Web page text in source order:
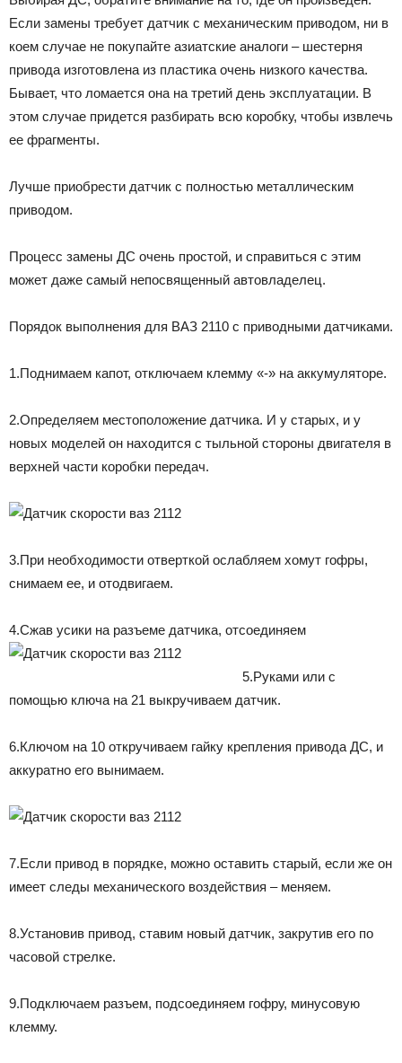
Если замены требует датчик с механическим приводом, ни в
коем случае не покупайте азиатские аналоги – шестерня
привода изготовлена из пластика очень низкого качества.
Бывает, что ломается она на третий день эксплуатации. В
этом случае придется разбирать всю коробку, чтобы извлечь
ее фрагменты.
Лучше приобрести датчик с полностью металлическим
приводом.
Процесс замены ДС очень простой, и справиться с этим
может даже самый непосвященный автовладелец.
Порядок выполнения для ВАЗ 2110 с приводными датчиками.
1.Поднимаем капот, отключаем клемму «-» на аккумуляторе.
2.Определяем местоположение датчика. И у старых, и у
новых моделей он находится с тыльной стороны двигателя в
верхней части коробки передач.
3.При необходимости отверткой ослабляем хомут гофры,
снимаем ее, и отодвигаем.
4.Сжав усики на разъеме датчика, отсоединяем
5.Руками или с
помощью ключа на 21 выкручиваем датчик.
6.Ключом на 10 откручиваем гайку крепления привода ДС, и
аккуратно его вынимаем.
7.Если привод в порядке, можно оставить старый, если же он
имеет следы механического воздействия – меняем.
8.Установив привод, ставим новый датчик, закрутив его по
часовой стрелке.
9.Подключаем разъем, подсоединяем гофру, минусовую
клемму.